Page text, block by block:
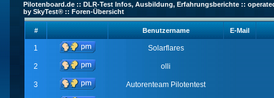
Pilotenboard.de :: DLR-Test Infos, Ausbildung, Erfahrungsberichte ::
by SkyTest® :: Foren-Übersicht
# Benutzername E-Mail
1 Solarflares
2 olli
3 Autorenteam Pilotentest